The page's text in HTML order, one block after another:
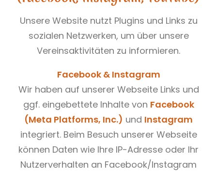
Unsere Website nutzt Plugins und Links zu
sozialen Netzwerken, um über unsere
Vereinsaktivitäten zu informieren.
Facebook & Instagram
Wir haben auf unserer Webseite Links und
ggf. eingebettete Inhalte von Facebook
(Meta Platforms, Inc.) und Instagram
integriert. Beim Besuch unserer Webseite
können Daten wie Ihre IP-Adresse oder Ihr
Nutzerverhalten an Facebook/Instagram